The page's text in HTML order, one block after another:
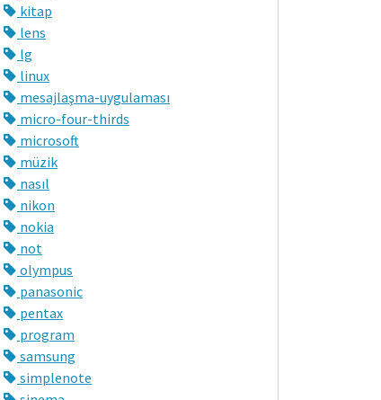
kitap
lens
lg
linux
mesajlaşma-uygulaması
micro-four-thirds
microsoft
müzik
nasıl
nikon
nokia
not
olympus
panasonic
pentax
program
samsung
simplenote